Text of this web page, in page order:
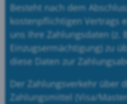
Besteht nach dem
kostenpflichtigen Vertrags
uns Ihre Zahlungsdaten (z.
Einzugsermächtigung) zu
diese Daten zur
Der Zahlungsverkehr über
Zahlungsmittel (Visa/